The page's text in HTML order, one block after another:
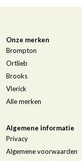
Onze merken
Brompton
Ortlieb
Brooks
Vlerick
Alle merken
Algemene informatie
Privacy
Algemene voorwaarden